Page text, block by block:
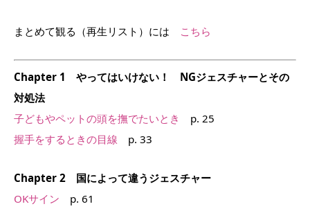
まとめて観る（再生リスト）には こちら
Chapter 1 やってはいけない！ NGジェスチャーとその
対処法
子どもやペットの頭を撫でたいとき
p. 25
握手をするときの目線 p. 33
Chapter 2 国によって違うジェスチャー
OKサイン p. 61